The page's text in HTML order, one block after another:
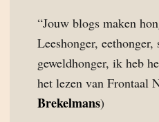
“Jouw blogs maken
Leeshonger, eethonger,
geweldhonger, ik heb
het lezen van Frontaal
Brekelmans)